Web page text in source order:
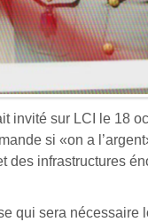
invité sur LCI le 18
si «on a
des infrastructures
qui sera nécessaire